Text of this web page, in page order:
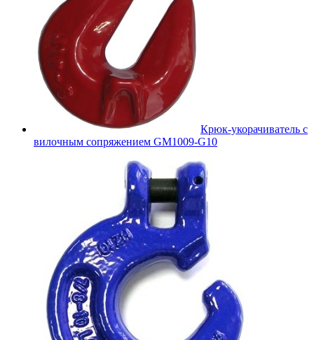
Крюк-укорачиватель с
вилочным сопряжением GM1009-G10